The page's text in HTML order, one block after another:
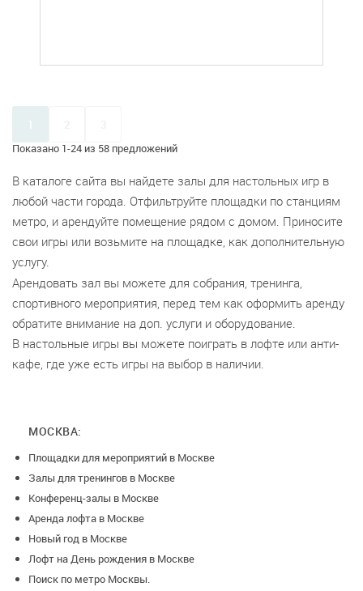
Показано 1-24 из 58 предложений
1
В каталоге сайта вы найдете залы для настольных игр в
любой части города. Отфильтруйте площадки по станциям
метро, и арендуйте помещение рядом с домом. Приносите
свои игры или возьмите на площадке, как дополнительную
услугу.
Арендовать зал вы можете для собрания, тренинга,
спортивного мероприятия, перед тем как оформить аренду
обратите внимание на доп. услуги и оборудование.
В настольные игры вы можете поиграть в лофте или анти-
кафе, где уже есть игры на выбор в наличии.
МОСКВА:
Площадки для мероприятий в Москве
Залы для тренингов в Москве
Конференц-залы в Москве
Аренда лофта в Москве
Новый год в Москве
Лофт на День рождения в Москве
Поиск по метро Москвы.